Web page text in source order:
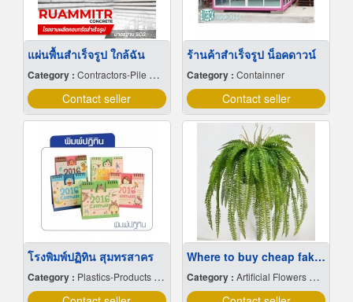
แผ่นพื้นสำเร็จรูป ใกล้ฉัน
Category : Contractors-Pile Driving
Contact seller
ร้านค้าสำเร็จรูป น็อคดาวน์
Category : Containner
Contact seller
โรงพิมพ์ปฏิทิน สุมทรสาคร
Category : Plastics-Products Finished-Wholesales & Manufacturers
Where to buy cheap fake plants
Category : Artificial Flowers & Plants